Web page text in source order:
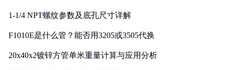
1-1/4 NPT螺纹参数及底孔尺寸详解
F1010E是什么管？能否用3205或3505代换
20x40x2镀锌方管单米重量计算与应用分析